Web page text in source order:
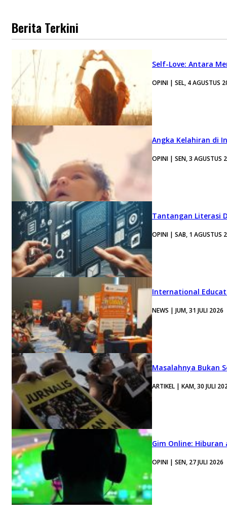
Berita Terkini
Self-Love: Antara
OPINI | SEL, 4 AGUSTUS
Angka Kelahiran di
OPINI | SEN, 3 AGUSTUS
Tantangan Literasi
OPINI | SAB, 1 AGUSTUS
International
NEWS | JUM, 31 JULI 2026
Masalahnya Bukan
ARTIKEL | KAM, 30 JULI
Gim Online:
OPINI | SEN, 27 JULI 2026